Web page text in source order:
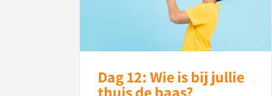
Dag 12: Wie is bij jullie
thuis de baas?